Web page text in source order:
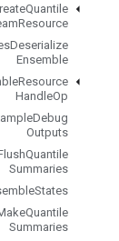
Quantile
Resource
Deserialize
Ensemble
Resource
HandleOp
Debug
Outputs
Quantile
Summaries
States
Quantile
Summaries